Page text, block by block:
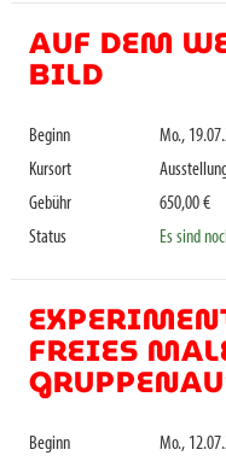
AUF DEM
ILD
Beginn
Mo.,
Kursort
Gebühr
650,00 €
Status
Es sind
FREIES
Beginn
Mo.,